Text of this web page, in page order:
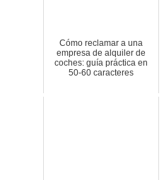
Cómo reclamar a una
empresa de alquiler de
coches: guía práctica en
50-60 caracteres